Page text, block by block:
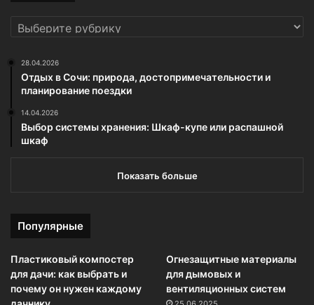
РУБРИКИ
28.04.2026
Отдых в Сочи: природа, достопримечательности и
планирование поездки
14.04.2026
Выбор системы хранения: Шкаф-купе или распашной
шкаф
Показать больше
Популярные
Пластиковый компостер
для дачи: как выбрать и
почему он нужен каждому
Огнезащитные материалы
для дымовых и
вентиляционных систем